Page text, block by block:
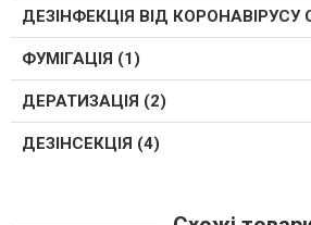
ДЕЗІНФЕКЦІЯ ВІД КОРОНАВІРУСУ
ФУМІГАЦІЯ (1)
ДЕРАТИЗАЦІЯ (2)
ДЕЗІНСЕКЦІЯ (4)